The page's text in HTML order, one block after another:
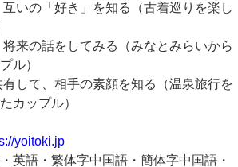
いの「好き」を知る（古着巡りを楽し
来の話をしてみる（みなとみらいから
ル）
して、相手の素顔を知る（温泉旅行を
カップル）
yoitoki.jp
英語・繁体字中国語・簡体字中国語・